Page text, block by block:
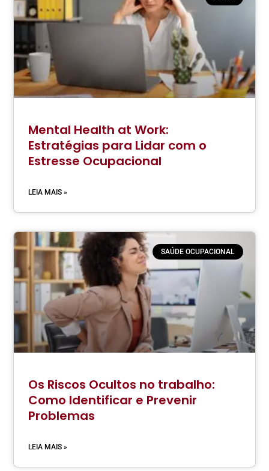
Mental Health at Work:
Estratégias para Lidar com o
Estresse Ocupacional
LEIA MAIS »
SAÚDE OCUPACIONAL
Os Riscos Ocultos no trabalho:
Como Identificar e Prevenir
Problemas
LEIA MAIS »